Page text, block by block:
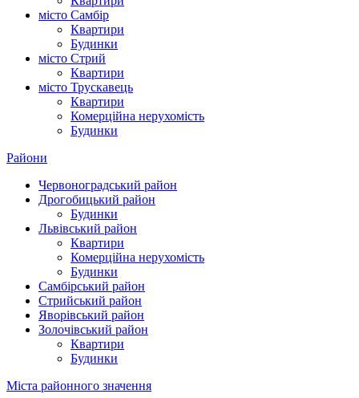
місто Самбір
Квартири
Будинки
місто Стрий
Квартири
місто Трускавець
Квартири
Комерційна нерухомість
Будинки
Райони
Червоноградський район
Дрогобицький район
Будинки
Львівський район
Квартири
Комерційна нерухомість
Будинки
Самбірський район
Стрийський район
Яворівський район
Золочівський район
Квартири
Будинки
Міста районного значення